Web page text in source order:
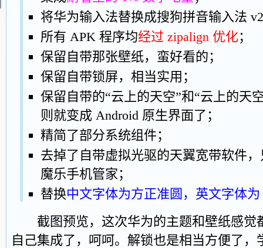
将华为输入法替换成搜狗拼音输入法
所有 APK 程序均经过 zipalign 优化；
保留自带那张壁纸，蛮好看的；
保留自带锁屏，相当实用；
保留自带的“云上的天空”和“云上的天
则就变成 Android 原生界面了；
精简了部分系统组件；
去掉了自带虚拟光驱的天翼宽带软件
魔乐手机管家；
替换中文字体为方正准圆，英文字体为
截图预览，这次华为的主题和壁纸感觉
自己集成了，呵呵。解锁也是相当方便了，